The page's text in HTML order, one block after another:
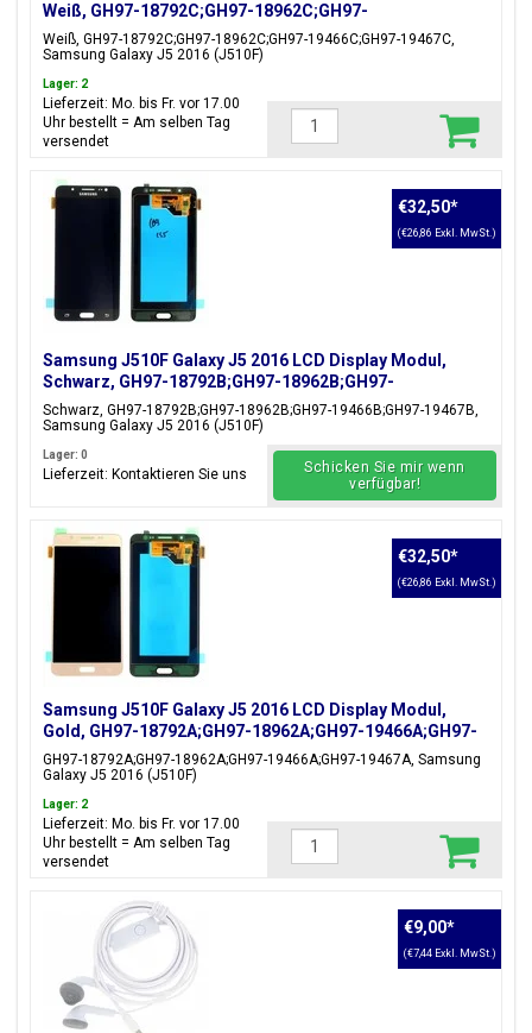
Weiß, GH97-18792C;GH97-18962C;GH97-
19466C;GH97-19467C
Weiß, GH97-18792C;GH97-18962C;GH97-19466C;GH97-19467C,
Samsung Galaxy J5 2016 (J510F)
Lager: 2
Lieferzeit: Mo. bis Fr. vor 17.00
Uhr bestellt = Am selben Tag
versendet
Samsung J510F Galaxy J5 2016 LCD Display Modul,
Schwarz, GH97-18792B;GH97-18962B;GH97-
19466B;GH97-19467B
Schwarz, GH97-18792B;GH97-18962B;GH97-19466B;GH97-19467B,
Samsung Galaxy J5 2016 (J510F)
€32,50*
(€26,86 Exkl. MwSt.)
Lager: 0
Lieferzeit: Kontaktieren Sie uns
Schicken Sie mir wenn
verfügbar!
Samsung J510F Galaxy J5 2016 LCD Display Modul,
Gold, GH97-18792A;GH97-18962A;GH97-19466A;GH97-
19467A
GH97-18792A;GH97-18962A;GH97-19466A;GH97-19467A, Samsung
Galaxy J5 2016 (J510F)
€32,50*
(€26,86 Exkl. MwSt.)
Lager: 2
Lieferzeit: Mo. bis Fr. vor 17.00
Uhr bestellt = Am selben Tag
versendet
€9,00*
(€7,44 Exkl. MwSt.)